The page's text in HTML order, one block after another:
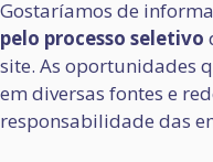
Gostaríamos de
pelo processo seletivo
site. As oportunidades
em diversas fontes e
responsabilidade das